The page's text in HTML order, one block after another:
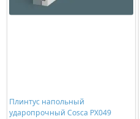
Плинтус напольный
ударопрочный Cosca PX049